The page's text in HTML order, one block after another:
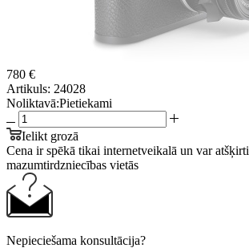
780 €
Artikuls: 24028
Noliktavā:Pietiekami
Ielikt grozā
Cena ir spēkā tikai internetveikalā un var
mazumtirdzniecības vietās
Nepieciešama konsultācija?